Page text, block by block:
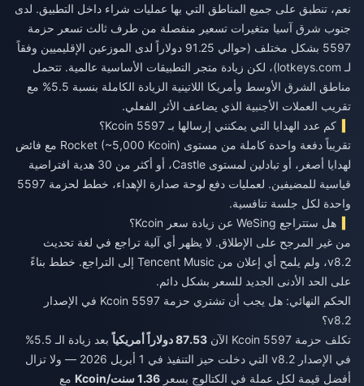
نعم، تنطبق على جميع المناطق التي بها عمليات شراء داخل التطبيق. لدى
جنوب شرق آسيا متغيرات تسعير منفصلة من طرف ثالث تسعر حزمة
5597 بشكل مختلف (حوالي 91.25 دولاراً لدى الموزعين الإقليميين وفقاً
لـ lotkeys.com)، لكن زيادة متجر التطبيقات الأساسية عالمية. تتحمل
مناطق الشرق الأوسط وأمريكا اللاتينية الزيادة الكاملة بنسبة 5.5% مع
تقريب العملات الأجنبية الذي يضاعف الأثر الفعلي.
كم عدد الهدايا التي يمكنني إرسالها بـ 5597 Kcoin؟
تقريباً دفعة واحدة كاملة من مستوى Rocket (~5,000 Kcoin) مع فائض
لهدايا أصغر، أو تبادلين لمستوى Castle، أو أكثر من 30 هدية افتراضية
قياسية للمضيفين. لعمليات دفع لوحة صدارة الإهداء، خطط لحزمة 5597
واحدة لكل جلسة تنافسية.
هل ستتراجع WeSing عن زيادة سعر Kcoin؟
من غير المرجح على الإطلاق. لا يظهر أي آلية تراجع في لغة تحديث
v8.2، ولم يلمح أي إعلان من Tencent Music إلى التراجع. خطط بناءً
على الحد الأدنى الجديد للسعر بشكل دائم.
الحكم النهائي: هل يجب أن تشتري حزمة 5597 Kcoin في الإصدار
v8.2؟
تكلف حزمة 5597 Kcoin الآن
87.53 دولاراً أمريكياً
بعد زيادة الـ 5.5%
في الإصدار v8.2 التي دخلت حيز التنفيذ في 1 أبريل 2026 — ولا تزال
أفضل قيمة لكل عملة في الكتالوج بسعر 1.36 سنت/Kcoin
مع